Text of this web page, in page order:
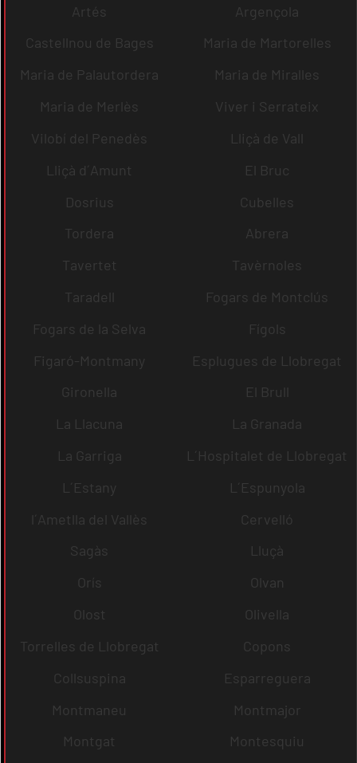
Artés
Argençola
Castellnou de Bages
Maria de Martorelles
Maria de Palautordera
Maria de Miralles
Maria de Merlès
Viver i Serrateix
Vilobí del Penedès
Lliçà de Vall
Lliçà d´Amunt
El Bruc
Dosrius
Cubelles
Tordera
Abrera
Tavertet
Tavèrnoles
Taradell
Fogars de Montclús
Fogars de la Selva
Fígols
Figaró-Montmany
Esplugues de Llobregat
Gironella
El Brull
La Llacuna
La Granada
La Garriga
L´Hospitalet de Llobregat
L´Estany
L´Espunyola
l´Ametlla del Vallès
Cervelló
Sagàs
Lluçà
Orís
Olvan
Olost
Olivella
Torrelles de Llobregat
Copons
Collsuspina
Esparreguera
Montmaneu
Montmajor
Montgat
Montesquiu